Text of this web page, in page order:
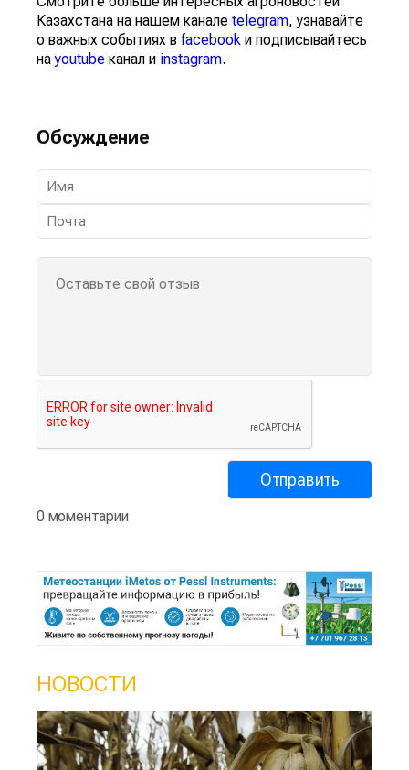
Казахстана на нашем канале telegram, узнавайте
о важных событиях в facebook и подписывайтесь
наyoutube канал и instagram.
Обсуждение
0 моментарии
НОВОСТИ